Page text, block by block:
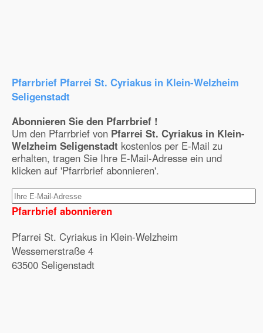
Pfarrbrief Pfarrei St. Cyriakus in Klein-Welzheim
Seligenstadt
Abonnieren Sie den Pfarrbrief !
Um den Pfarrbrief von Pfarrei St. Cyriakus in Klein-
Welzheim Seligenstadt kostenlos per E-Mail zu
erhalten, tragen Sie Ihre E-Mail-Adresse ein und
klicken auf 'Pfarrbrief abonnieren'.
Pfarrbrief abonnieren
Pfarrei St. Cyriakus in Klein-Welzheim
Wessemerstraße 4
63500 Seligenstadt